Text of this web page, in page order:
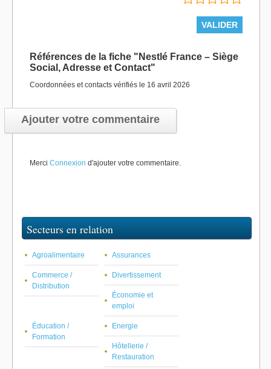
Références de la fiche "Nestlé France – Siège
Social, Adresse et Contact"
Coordonnées et contacts vérifiés le 16 avril 2026
Ajouter votre commentaire
Merci Connexion d'ajouter votre commentaire.
Secteurs en relation
Agroalimentaire Assurances
Commerce /
Distribution
Divertissement
Économie et
emploi
Éducation /
Formation
Energie
Hôtellerie /
Restauration